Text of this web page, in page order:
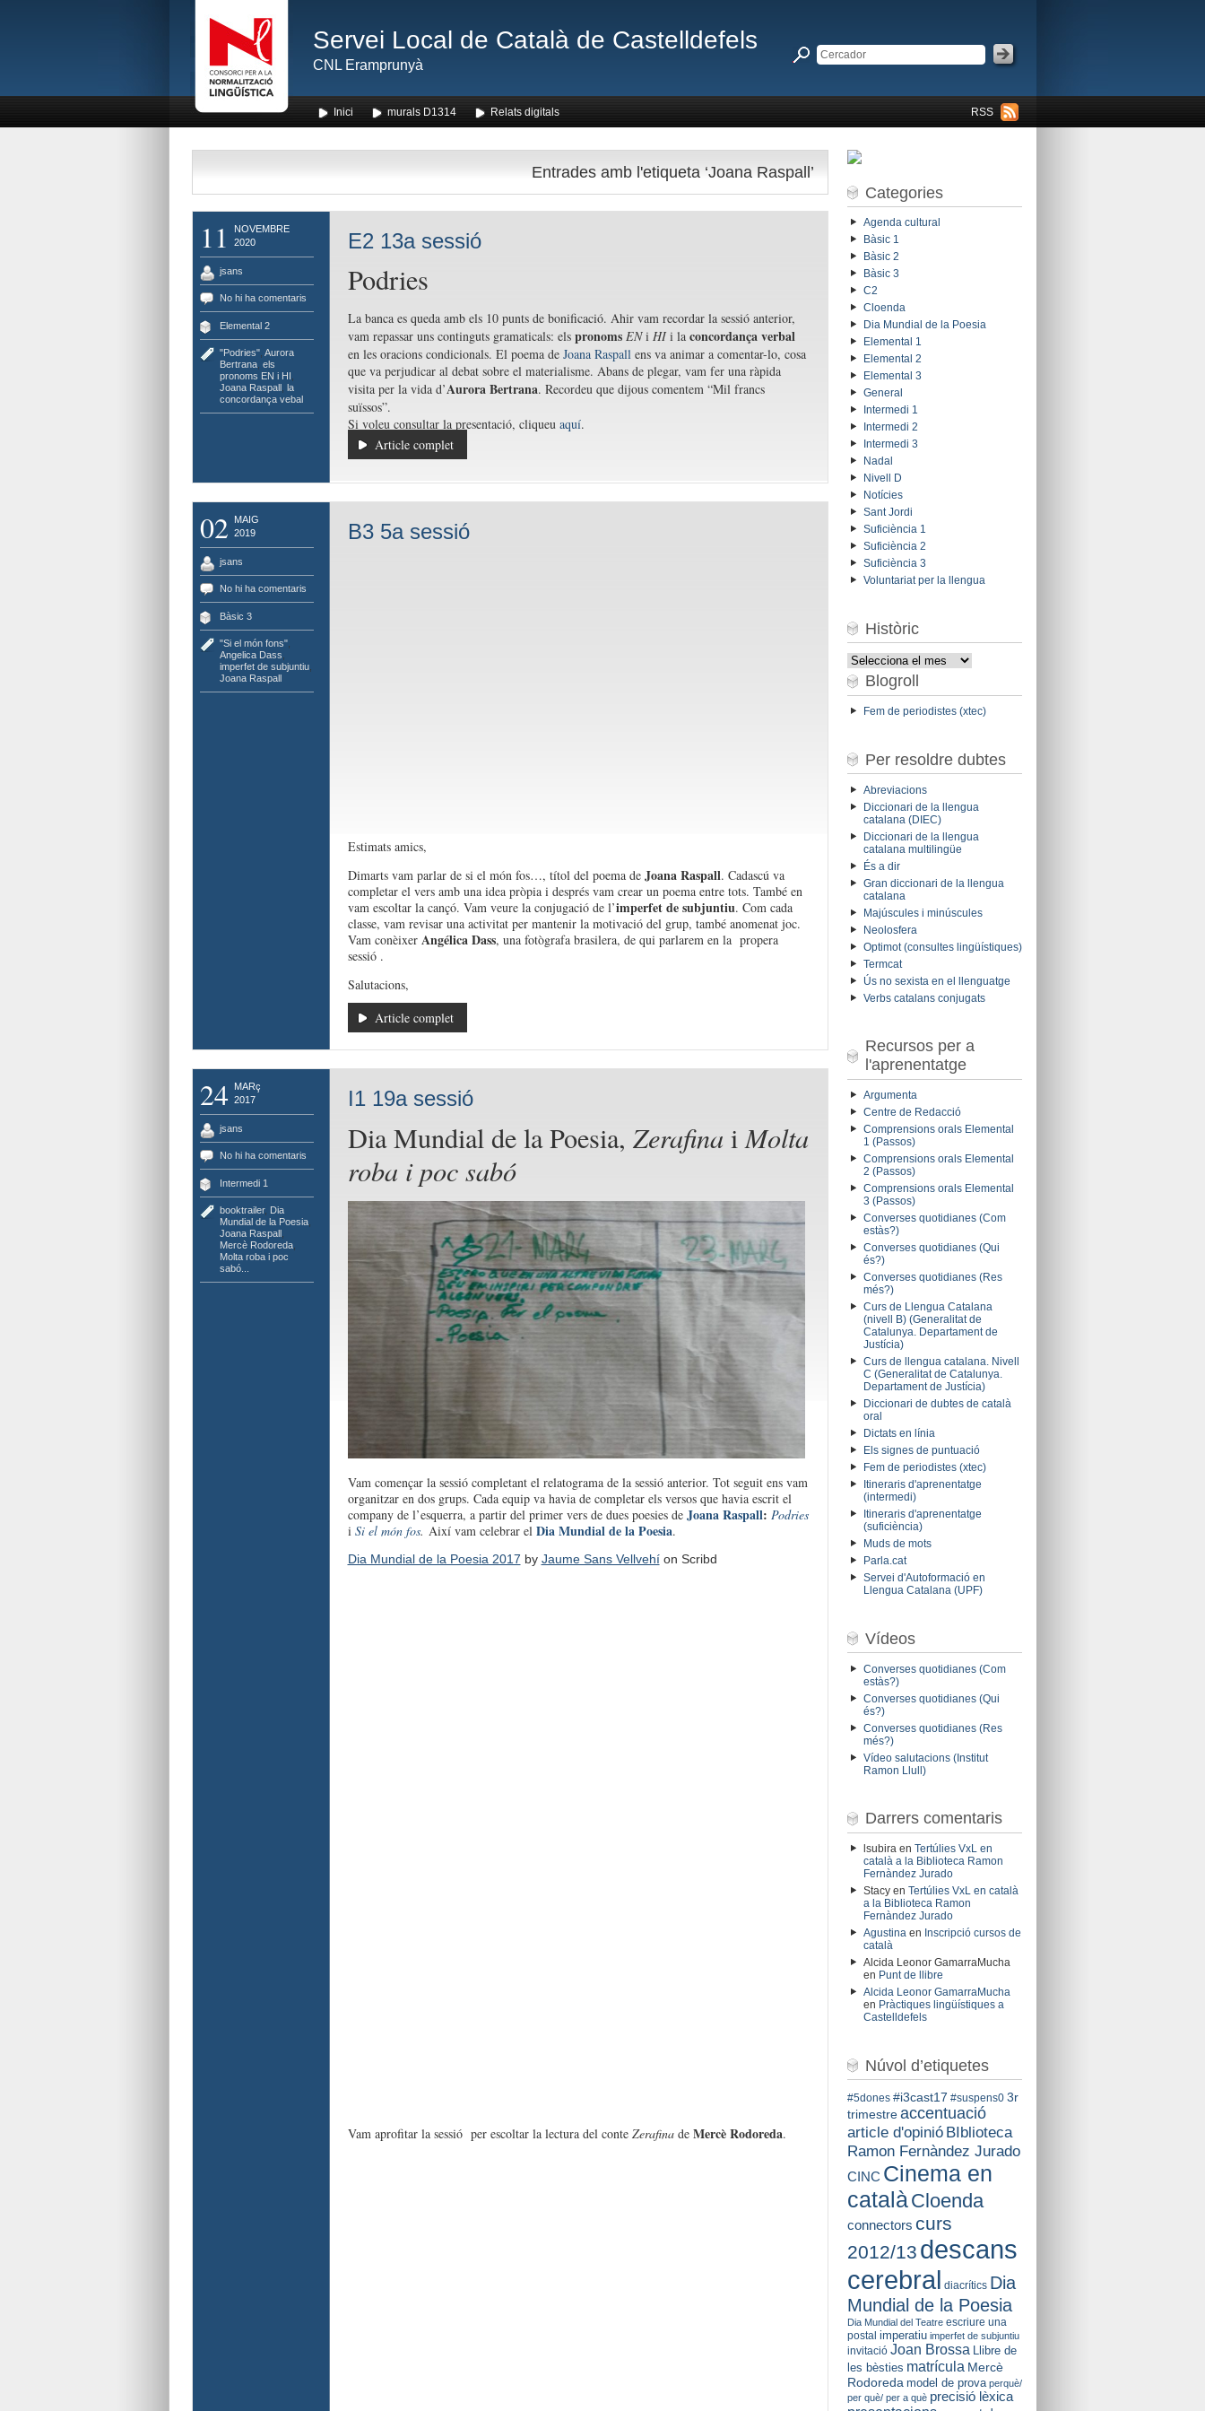
Servei Local de Català de Castelldefels
CNL Eramprunyà
RSS
Inici murals D1314 Relats digitals
Entrades amb l'etiqueta ‘Joana Raspall’
11
NOVEMBRE
2020
jsans
No hi ha comentaris
Elemental 2
"Podries", Aurora
Bertrana, els
pronoms EN i HI
Joana Raspall, la
concordança vebal
E2 13a sessió
Podries
La banca es queda amb els 10 punts de bonificació. Ahir vam recordar la sessió anterior,
vam repassar uns continguts gramaticals: els pronoms ENi HI i la concordança verbal
en les oracions condicionals. El poema de Joana Raspallens va animar a comentar-lo, cosa
que va perjudicar al debat sobre el materialisme. Abans de plegar, vam fer una ràpida
visita per la vida d’Aurora Bertrana. Recordeu que dijous comentem “Mil francs
suïssos”.
Si voleu consultar la presentació, cliqueu aquí.
Article complet
02
MAIG
2019
jsans
No hi ha comentaris
Bàsic 3
"Si el món fons",
Angelica Dass
imperfet de subjuntiu,
Joana Raspall
B3 5a sessió
Estimats amics,
Dimarts vam parlar de si el món fos…, títol del poema de Joana Raspall. Cadascú va
completar el vers amb una idea pròpia i després vam crear un poema entre tots. També en
vam escoltar la cançó. Vam veure la conjugació de l’imperfet de subjuntiu. Com cada
classe, vam revisar una activitat per mantenir la motivació del grup, també anomenat joc.
Vam conèixer Angélica Dass, una fotògrafa brasilera, de qui parlarem en la propera
sessió .
Salutacions,
Article complet
24
MARç
2017
jsans
No hi ha comentaris
Intermedi 1
booktrailer, Dia
Mundial de la Poesia,
Joana Raspall,
Mercè Rodoreda,
Molta roba i poc
sabó...
I1 19a sessió
Dia Mundial de la Poesia, Zerafina iMolta
roba i poc sabó
Vam començar la sessió completant el relatograma de la sessió anterior. Tot seguit ens vam
organitzar en dos grups. Cada equip va havia de completar els versos que havia escrit el
company de l’esquerra, a partir del primer vers de dues poesies de Joana Raspall: Podries
i Si el món fos. Així vam celebrar el Dia Mundial de la Poesia.
Dia Mundial de la Poesia 2017 by Jaume Sans Vellvehíon Scribd
Vam aprofitar la sessió per escoltar la lectura del conte Zerafinade Mercè Rodoreda.
Categories
Agenda cultural
Bàsic 1
Bàsic 2
Bàsic 3
C2
Cloenda
Dia Mundial de la Poesia
Elemental 1
Elemental 2
Elemental 3
General
Intermedi 1
Intermedi 2
Intermedi 3
Nadal
Nivell D
Notícies
Sant Jordi
Suficiència 1
Suficiència 2
Suficiència 3
Voluntariat per la llengua
Històric
Històric
Blogroll
Fem de periodistes (xtec)
Per resoldre dubtes
Abreviacions
Diccionari de la llengua
catalana (DIEC)
Diccionari de la llengua
catalana multilingüe
És a dir
Gran diccionari de la llengua
catalana
Majúscules i minúscules
Neolosfera
Optimot (consultes lingüístiques)
Termcat
Ús no sexista en el llenguatge
Verbs catalans conjugats
Recursos per a
l'aprenentatge
Argumenta
Centre de Redacció
Comprensions orals Elemental
1 (Passos)
Comprensions orals Elemental
2 (Passos)
Comprensions orals Elemental
3 (Passos)
Converses quotidianes (Com
estàs?)
Converses quotidianes (Qui
és?)
Converses quotidianes (Res
més?)
Curs de Llengua Catalana
(nivell B) (Generalitat de
Catalunya. Departament de
Justícia)
Curs de llengua catalana. Nivell
C (Generalitat de Catalunya.
Departament de Justícia)
Diccionari de dubtes de català
oral
Dictats en línia
Els signes de puntuació
Fem de periodistes (xtec)
Itineraris d'aprenentatge
(intermedi)
Itineraris d'aprenentatge
(suficiència)
Muds de mots
Parla.cat
Servei d'Autoformació en
Llengua Catalana (UPF)
Vídeos
Converses quotidianes (Com
estàs?)
Converses quotidianes (Qui
és?)
Converses quotidianes (Res
més?)
Vídeo salutacions (Institut
Ramon Llull)
Darrers comentaris
lsubiraen Tertúlies VxL en
català a la Biblioteca Ramon
Fernàndez Jurado
Stacyen Tertúlies VxL en català
a la Biblioteca Ramon
Fernàndez Jurado
Agustinaen Inscripció cursos de
català
Alcida Leonor GamarraMucha
en Punt de llibre
Alcida Leonor GamarraMucha
en Pràctiques lingüístiques a
Castelldefels
Núvol d’etiquetes
#5dones #i3cast17 #suspens0 3r
trimestre accentuació
article d'opinió BIblioteca
Ramon Fernàndez Jurado
CINC Cinema en
catalàCloenda
connectors curs
2012/13 descans
cerebral diacrítics Dia
Mundial de la Poesia
Dia Mundial del Teatre escriure una
postal imperatiu imperfet de subjuntiu
invitació Joan Brossa
Llibre de
les bèsties matrícula Mercè
Rodoreda model de prova perquè/
per què/ per a què precisió lèxica